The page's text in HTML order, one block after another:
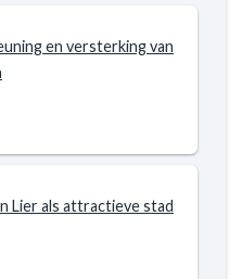
en versterking van
Lier als attractieve stad